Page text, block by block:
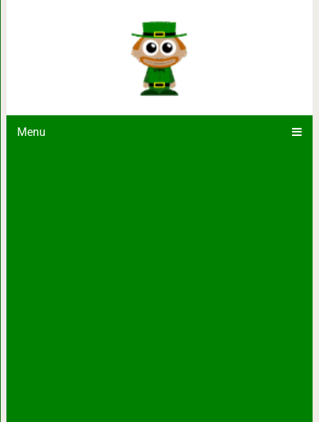
Menu
«Желудок умнее мозга, потому что
же глотает любую дрянь» — 12